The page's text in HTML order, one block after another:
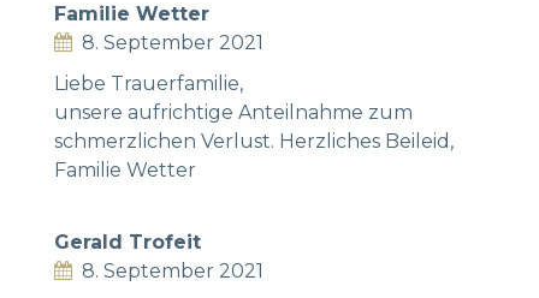
Familie Wetter
8. September 2021
Liebe Trauerfamilie,
unsere aufrichtige Anteilnahme zum
schmerzlichen Verlust. Herzliches Beileid,
Familie Wetter
Gerald Trofeit
8. September 2021